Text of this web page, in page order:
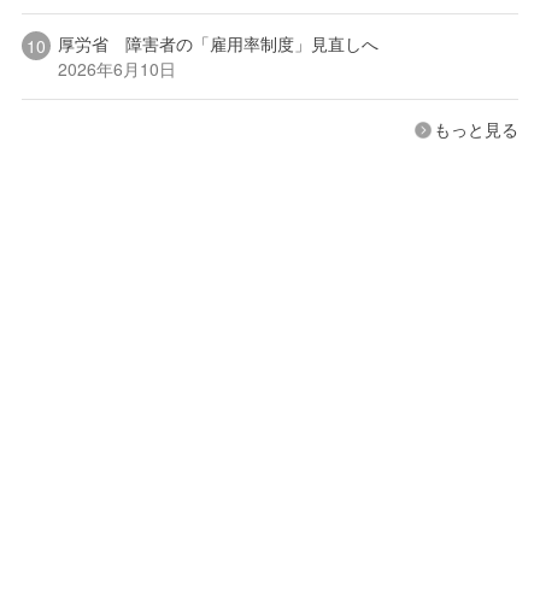
厚労省 障害者の「雇用率制度」見直しへ
2026年6月10日
もっと見る